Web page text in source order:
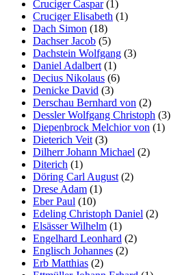
Cruciger Caspar(1)
Cruciger Elisabeth (1)
Dach Simon (18)
Dachser Jacob (5)
Dachstein Wolfgang (3)
Daniel Adalbert (1)
Decius Nikolaus (6)
Denicke David (3)
Derschau Bernhard von (2)
Dessler Wolfgang Christoph (3)
Diepenbrock Melchior von (1)
Dieterich Veit (3)
Dilherr Johann Michael (2)
Diterich (1)
Döring Carl August (2)
Drese Adam (1)
Eber Paul (10)
Edeling Christoph Daniel (2)
Elsässer Wilhelm (1)
Engelhard Leonhard (2)
Englisch Johannes (2)
Erb Matthias (2)